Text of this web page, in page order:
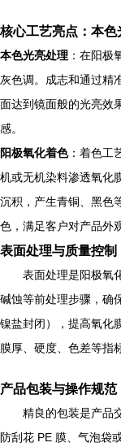
核心工艺亮点：本
本色光亮处理 ：在阳极
灰色调。成志和通过精
面达到镜面般的光亮效
感。
阳极氧化着色：着色工
机或无机染料渗透氧化
沉积，产生青铜、黑色
色，满足客户对产品外
表面处理与质量控制
表面处理是阳极氧
碱蚀等前处理步骤，确
镍盐封闭），提高氧化
膜厚、硬度、色差等指
产品包装与操作规范
精良的包装是产品
防刮花 PE 膜、气泡袋